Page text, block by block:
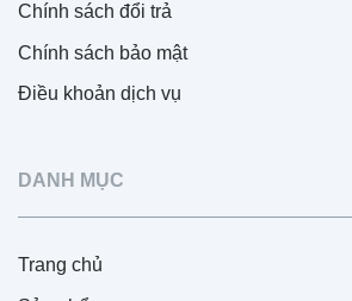
Chính sách đổi trả
Chính sách bảo mật
Điều khoản dịch vụ
DANH MỤC
Trang chủ